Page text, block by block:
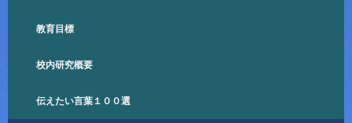
ン教育目標
校内研究概要
伝えたい言葉１００選